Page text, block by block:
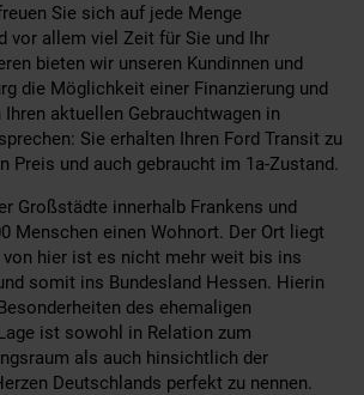
Sie sich auf jede Menge
vor allem viel Zeit für Sie und Ihr
bieten wir unseren Kundinnen und
die Möglichkeit einer Finanzierung und
Ihren aktuellen Gebrauchtwagen in
Sie erhalten Ihren Ford Transit zu
Preis und auch gebraucht im 1a-Zustand.
Großstädte innerhalb Frankens und
Menschen einen Wohnort. Der Ort liegt
hier ist es nicht mehr weit bis ins
somit ins Bundesland Hessen. Hierin
des ehemaligen
ist sowohl in Relation zum
als auch hinsichtlich der
Deutschlands perfekt zu nennen.